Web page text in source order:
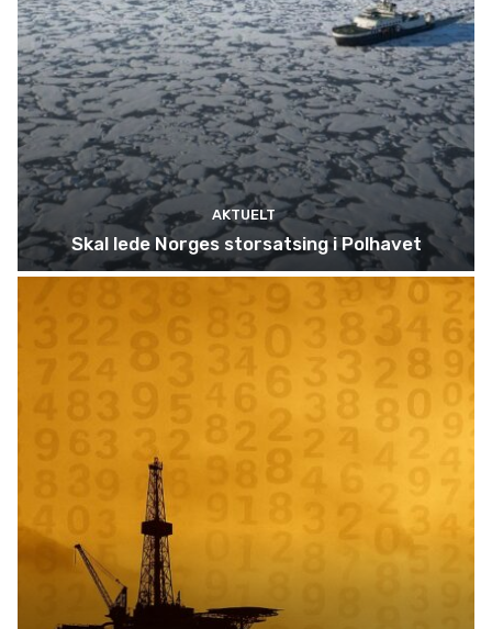
AKTUELT
Skal lede Norges storsatsing i Polhavet